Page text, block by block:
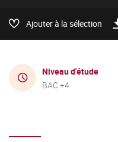
Ajouter à la sélection
Niveau d'étude
BAC +4